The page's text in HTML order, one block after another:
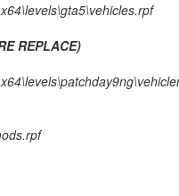
REPLACE)